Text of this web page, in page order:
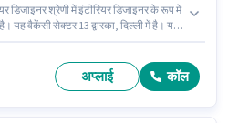
डिजाइनर श्रेणी में इंटीरियर डिजाइनर के रूप में
वैकेंसी सेक्टर 13 द्वारका, दिल्ली में है। यह
अप्लाई कॉल